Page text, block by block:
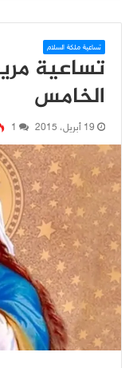
تساعية ملكة السلام
تساعية
الخامس
19 أبريل، 2015 1